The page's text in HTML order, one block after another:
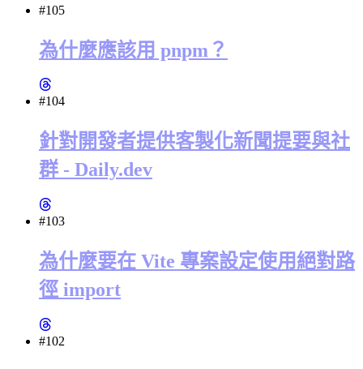
#105
為什麼應該用 pnpm？
#104
針對開發者提供客製化新聞提要與社
群 - Daily.dev
#103
為什麼要在 Vite 專案設定使用絕對路
徑 import
#102